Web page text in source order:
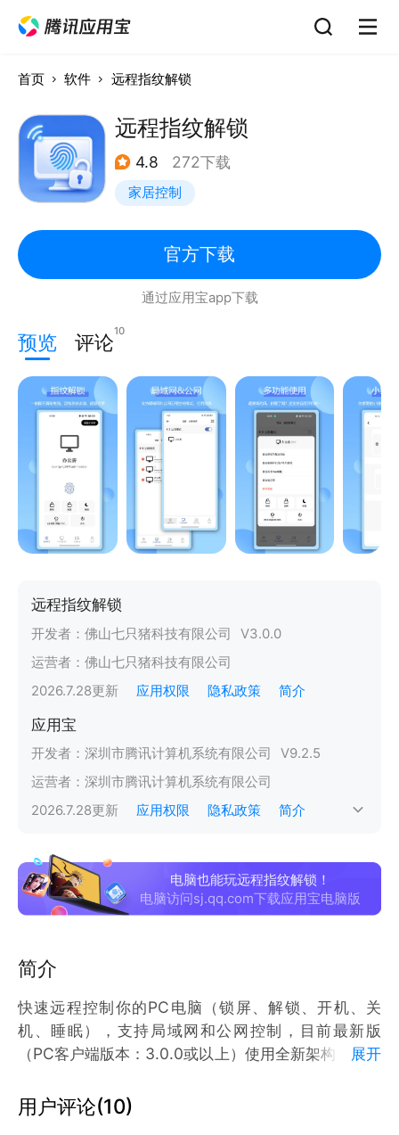
首页 软件 远程指纹解锁
远程指纹解锁
4.8 272下载
家居控制
官方下载
通过应用宝app下载
预览 评论10
远程指纹解锁
开发者： 佛山七只猪科技有限公司 V3.0.0
运营者： 佛山七只猪科技有限公司
2026.7.28更新 应用权限 隐私政策 简介
应用宝
开发者： 深圳市腾讯计算机系统有限公司 V9.2.5
运营者： 深圳市腾讯计算机系统有限公司
2026.7.28更新 应用权限 隐私政策 简介
电脑也能玩远程指纹解锁！
电脑访问sj.qq.com下载应用宝电脑版
简介
快速远程控制你的PC电脑（锁屏、解锁、开机、关
机、睡眠），支持局域网和公网控制，目前最新版
（PC客户端版本：3.0.0或以上）使用全新架构，支持
程解锁登录系统
展开
用户评论(10)